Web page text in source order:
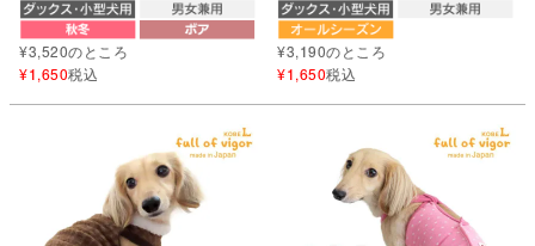
¥3,520のところ
¥1,650税込
¥3,190のところ
¥1,650税込